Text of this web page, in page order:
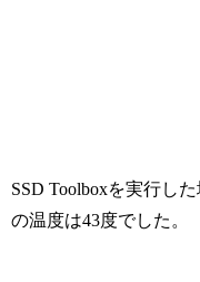
SSD Toolboxを実行し
の温度は43度でした。